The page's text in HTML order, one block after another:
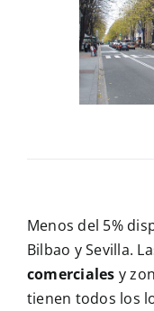
Menos del 5%
Bilbao y Sevilla.
comerciales y
tienen todos los